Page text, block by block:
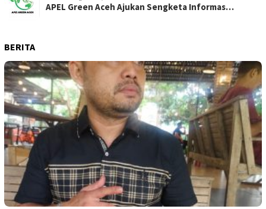
APEL Green Aceh Ajukan Sengketa Informas…
BERITA